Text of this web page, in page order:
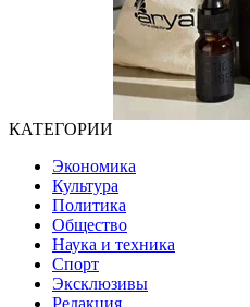
КАТЕГОРИИ
Экономика
Культура
Политика
Общество
Наука и техника
Спорт
Эксклюзивы
Редакция